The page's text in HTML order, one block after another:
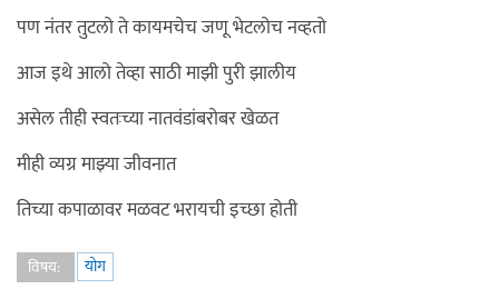
पण नंतर तुटलो ते कायमचेच जणू भेटलोच नव्हतो
आज इथे आलो तेव्हा साठी माझी पुरी झालीय
असेल तीही स्वतःच्या नातवंडांबरोबर खेळत
मीही व्यग्र माझ्या जीवनात
तिच्या कपाळावर मळवट भरायची इच्छा होती
विषय:
योग